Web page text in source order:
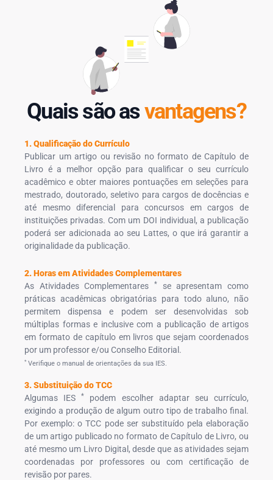
Quais são asvantagens?
1. Qualificação do Currículo
Publicar um artigo ou revisão no formato de Capítulo de
Livro é a melhor opção para qualificar o seu currículo
acadêmico e obter maiores pontuações em seleções para
mestrado, doutorado, seletivo para cargos de docências e
até mesmo diferencial para concursos em cargos de
instituições privadas. Com um DOI individual, a publicação
poderá ser adicionada ao seu Lattes, o que irá garantir a
originalidade da publicação.
2. Horas em Atividades Complementares
As Atividades Complementares
*
se apresentam como
práticas acadêmicas obrigatórias para todo aluno, não
permitem dispensa e podem ser desenvolvidas sob
múltiplas formas e inclusive com a publicação de artigos
em formato de capítulo em livros que sejam coordenados
por um professor e/ou Conselho Editorial.
*Verifique o manual de orientações da sua IES.
3. Substituição do TCC
Algumas IES*
podem escolher adaptar seu currículo,
exigindo a produção de algum outro tipo de trabalho final.
Por exemplo: o TCC pode ser substituído pela elaboração
de um artigo publicado no formato de Capítulo de Livro, ou
até mesmo um Livro Digital, desde que as atividades sejam
coordenadas por professores ou com certificação de
revisão por pares.